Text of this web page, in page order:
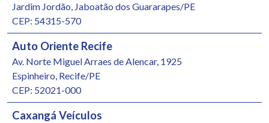
Jardim Jordão, Jaboatão dos Guararapes/PE
CEP: 54315-570
Auto Oriente Recife
Av. Norte Miguel Arraes de Alencar, 1925
Espinheiro, Recife/PE
CEP: 52021-000
Caxangá Veículos